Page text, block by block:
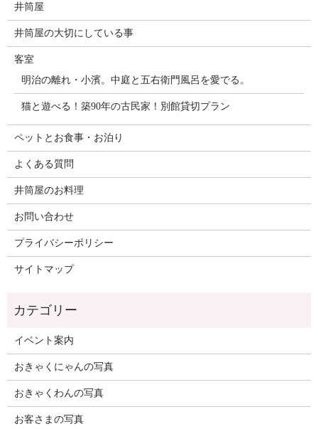
井筒屋
井筒屋の大切にしている事
客室
明治の離れ・小濱。中庭と五右衛門風呂を愛でる。
猫と遊べる！築90年の古民家！別館貸切プラン
ペットとお食事・お泊り
よくある質問
井筒屋のお料理
お問い合わせ
プライバシーポリシー
サイトマップ
イベント案内
おきゃくにゃんの写真
おきゃくわんの写真
お客さまの写真